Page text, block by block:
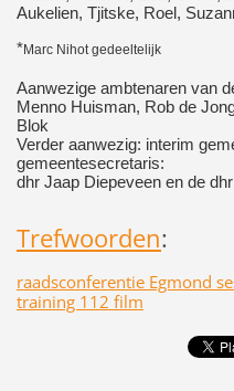
Aukelien, Tjitske, Roel,
*Marc Nihot gedeeltelijk
Aanwezige ambtenaren van
Menno Huisman, Rob de
Blok
Verder aanwezig: interim
gemeentesecretaris:
dhr Jaap Diepeveen en de
Trefwoorden:
raadsconferentie Egmond
training 112 film